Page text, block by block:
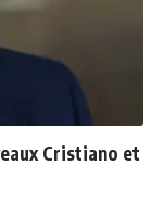
Cristiano et